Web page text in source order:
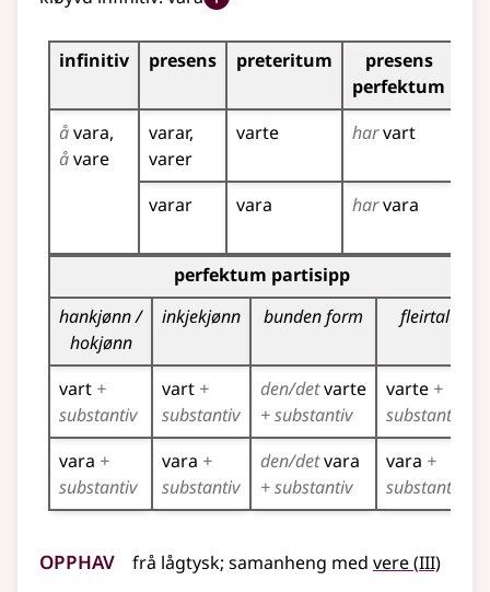
Bøyningstabell for dette verbet
infinitiv presens preteritum
presens
perfektum
åvara
åvare
varar
varer
varte harvart
varar vara harvara
Bøyningstabell for dette verbet (partisippformer)
perfektum partisipp
hankjønn /
hokjønn
inkjekjønn bunden form fleirtal
vart +
substantiv
vart +
substantiv
den/detvarte
+ substantiv
varte +
substantiv
vara +
substantiv
vara +
substantiv
den/detvara
+ substantiv
vara +
substantiv
Opphav frå lågtysk; samanheng med vere(3
III)